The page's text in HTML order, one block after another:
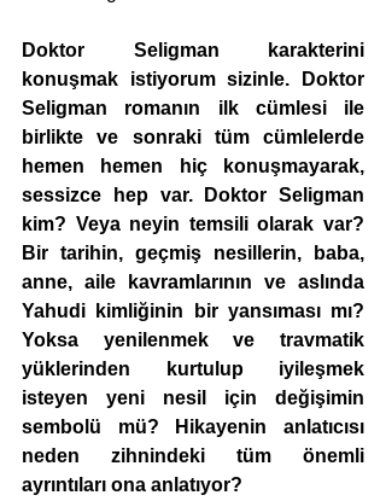
Doktor Seligman karakterini
konuşmak istiyorum sizinle. Doktor
Seligman romanın ilk cümlesi ile
birlikte ve sonraki tüm cümlelerde
hemen hemen hiç konuşmayarak,
sessizce hep var. Doktor Seligman
kim? Veya neyin temsili olarak var?
Bir tarihin, geçmiş nesillerin, baba,
anne, aile kavramlarının ve aslında
Yahudi kimliğinin bir yansıması mı?
Yoksa yenilenmek ve travmatik
yüklerinden kurtulup iyileşmek
isteyen yeni nesil için değişimin
sembolü mü? Hikayenin anlatıcısı
neden zihnindeki tüm önemli
ayrıntıları ona anlatıyor?